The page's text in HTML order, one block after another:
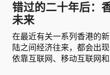
错过的二十年后：
未来
在最近有关一系列香港的
陆之间经济往来，都会出
依靠互联网、移动互联网